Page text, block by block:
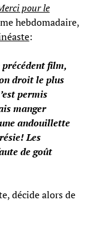
pour le
hebdomadaire,
:
précédent film,
droit le plus
permis
manger
andouillette
Les
de goût
décide alors de